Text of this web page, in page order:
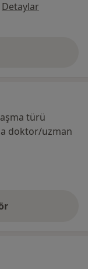
Detaylar
türü
doktor/uzman